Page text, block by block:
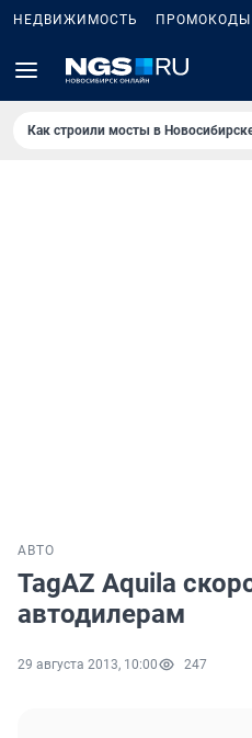
НЕДВИЖИМОСТЬ ПРОМОКОДЫ
Как строили мосты в
АВТО
TagAZ Aquila
автодилерам
29 августа 2013, 10:00 247